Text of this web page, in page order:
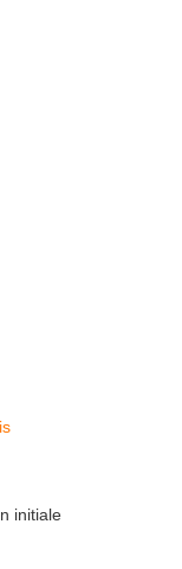
initiale